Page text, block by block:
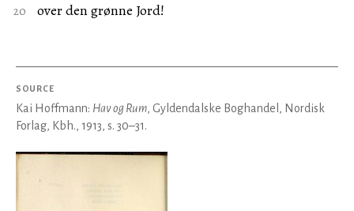
over den grønne Jord!
SOURCE
Kai Hoffmann: Hav og Rum, Gyldendalske Boghandel, Nordisk
Forlag, Kbh., 1913, s. 30–31.